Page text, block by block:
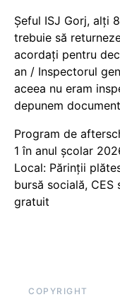
Șeful ISJ Gorj, alți
trebuie să
acordați pentru
an / Inspectorul
aceea nu eram
depunem
Program de
1 în anul școlar
Local: Părinții
bursă socială,
gratuit
COPYRIGHT